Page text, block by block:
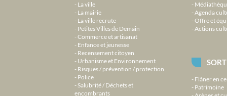
La ville
La mairie
La ville recrute
Petites Villes de Demain
Commerce et artisanat
Enfance et jeunesse
Recensement citoyen
Urbanisme et Environnement
Risques / prévention / protection
Police
Salubrité / Déchets et
encombrants
Agenda
Offre et
Actions
Flâner en
Patrimoine